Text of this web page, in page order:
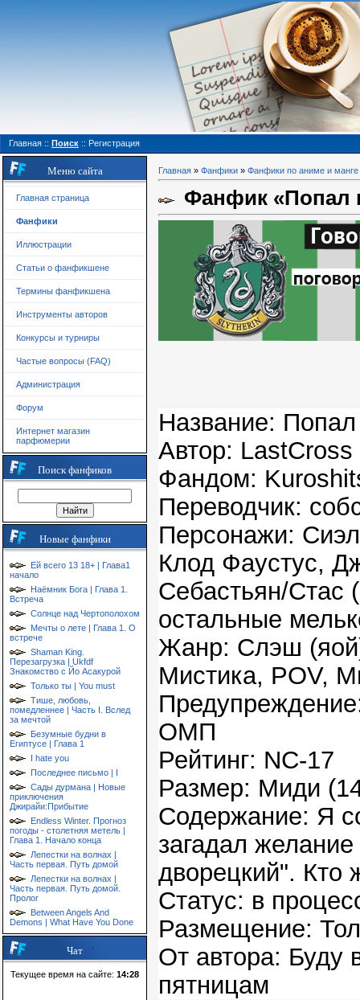
Главная :: Поиск :: Регистрация
Меню сайта
Главная страница
Фанфики
Иллюстрации
Статьи о фанфикшене
Термины фанфикшена
Инструменты авторов
Конкурсы и турниры
Частые вопросы (FAQ)
Администрация
Форум
Интернет магазин
парфюмерии
Поиск фанфиков
Новые фанфики
Ей всего 13 18+ | Глава1
начало
Наёмник Бога | Глава 1.
Встреча
Солнце над Чертополохом
Мечты о лете | Глава 1. О
встрече
Shaman King.
Перезагрузка | Ukfdf
Знакомство с Йо Асакурой
Только ты | You must
Тише, любовь,
помедленнее | Часть I. Вслед
за мечтой
Безумные будни в
Египтусе | Глава 1
I hate you
Последнее письмо | I
Сады дурмана | Новые
приключения
Джирайи:Прибытие
Endless Winter. Прогноз
погоды - столетняя метель |
Глава 1. Начало конца
Лепестки на волнах |
Часть первая. Путь домой
Лепестки на волнах |
Часть первая. Путь домой.
Пролог
Between Angels And
Demons | What Have You Done
Чат
Текущее время на сайте: 14:28
Главная » Фанфики » Фанфики по аниме и манге
Фанфик «Попал
Название:
Автор: LastCross
Фандом:
Переводчик:
Персонажи:
Клод Фаустус,
Себастьян/
остальные
Жанр: Слэш
Мистика, POV,
ОМП
Рейтинг: NC-17
Размер: Миди
Содержание: Я
загадал
дворецкий". Кто
Статус: в
Размещение:
От автора: Буду
пятницам